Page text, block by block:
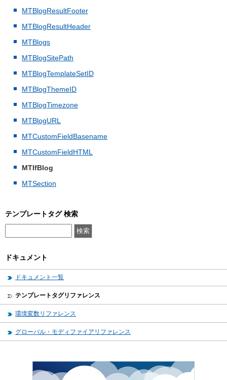
MTBlogResultFooter
MTBlogResultHeader
MTBlogs
MTBlogSitePath
MTBlogTemplateSetID
MTBlogThemeID
MTBlogTimezone
MTBlogURL
MTCustomFieldBasename
MTCustomFieldHTML
MTIfBlog
MTSection
テンプレートタグ 検索
ドキュメント
ドキュメント一覧
テンプレートタグリファレンス
環境変数リファレンス
グローバル・モディファイアリファレンス